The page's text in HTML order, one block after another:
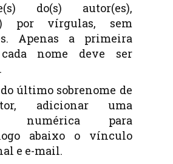
do(s) autor(es),
por vírgulas, sem
Apenas a primeira
cada nome deve ser
último sobrenome de
adicionar uma
numérica para
abaixo o vínculo
e e-mail.